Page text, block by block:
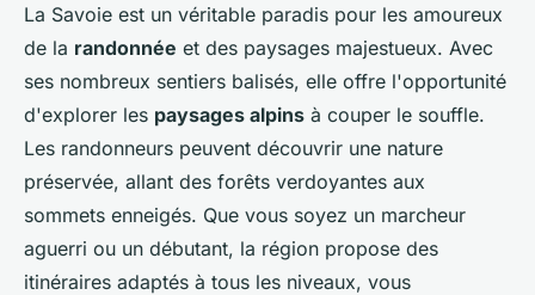
La Savoie est un véritable paradis pour les amoureux
de la randonnée et des paysages majestueux. Avec
ses nombreux sentiers balisés, elle offre l'opportunité
d'explorer les paysages alpins à couper le souffle.
Les randonneurs peuvent découvrir une nature
préservée, allant des forêts verdoyantes aux
sommets enneigés. Que vous soyez un marcheur
aguerri ou un débutant, la région propose des
itinéraires adaptés à tous les niveaux, vous